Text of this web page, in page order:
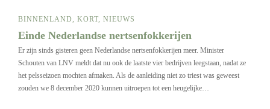
BINNENLAND KORT NIEUWS
Einde Nederlandse nertsenfokkerijen
Er zijn sinds gisteren geen Nederlandse nertsenfokkerijen meer. Minister
Schouten van LNV meldt dat nu ook de laatste vier bedrijven leegstaan, nadat ze
het pelsseizoen mochten afmaken. Als de aanleiding niet zo triest was geweest
zouden we 8 december 2020 kunnen uitroepen tot een heugelijke…